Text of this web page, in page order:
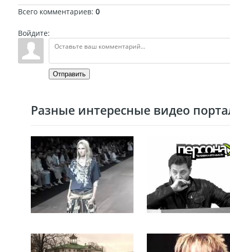
Всего комментариев: 0
Войдите:
Отправить
Разные интересные видео